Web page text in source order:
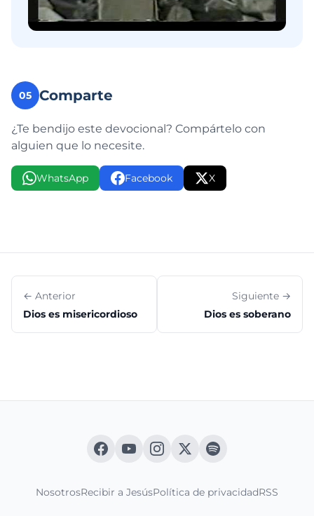
05 Comparte
¿Te bendijo este devocional? Compártelo con
alguien que lo necesite.
WhatsApp Facebook X
← Anterior
Dios es misericordioso
Siguiente →
Dios es soberano
NosotrosRecibir a JesúsPolítica de privacidadRSS